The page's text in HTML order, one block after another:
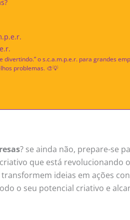
divertindo.” o s.c.a.m.p.e.r. para grandes
problemas. 🎨💡
? se ainda não, prepare-se
que está
ideias em ações
o seu potencial criativo e